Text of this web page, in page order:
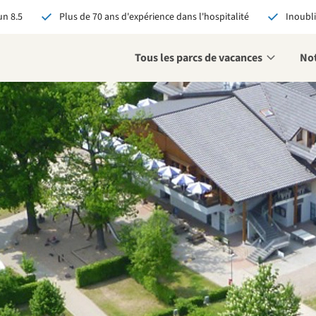
8.5 Plus de 70 ans d'expérience dans l'hospitalité
Tous les parcs de vacances
via RCN, vous
garantie du meilleur prix
avantages exclusifs
contact personnalisé
tous les avantages